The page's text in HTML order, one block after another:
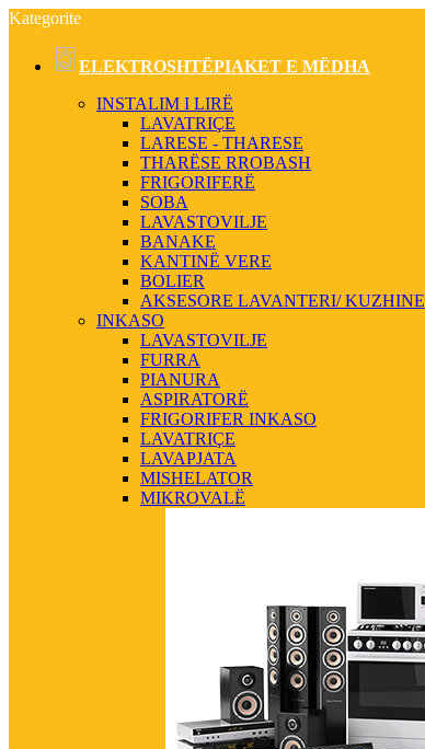
Kategorite
ELEKTROSHTËPIAKET E MËDHA
INSTALIM I LIRË
LAVATRIÇE
LARESE - THARESE
THARËSE RROBASH
FRIGORIFERË
SOBA
LAVASTOVILJE
BANAKE
KANTINË VERE
BOLIER
AKSESORE LAVANTERI/ KUZHINE
INKASO
LAVASTOVILJE
FURRA
PIANURA
ASPIRATORË
FRIGORIFER INKASO
LAVATRIÇE
LAVAPJATA
MISHELATOR
MIKROVALË